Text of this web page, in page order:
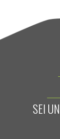
SEI